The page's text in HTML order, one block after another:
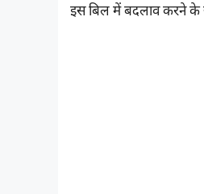
इस बिल में बदलाव करने के